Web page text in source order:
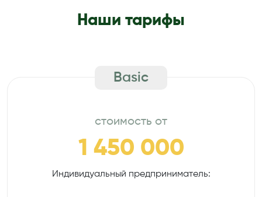
Наши тарифы
Basic
стоимость от
1 450 000
Индивидуальный предприниматель: